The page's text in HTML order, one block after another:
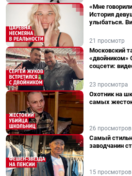
«Мне
История
улыбаться.
21 просмотр
Московский
«двойником»
соцсети:
23 просмотра
Охотник на
самых
26 просмотров
Самый
заводчанин
15 просмотров